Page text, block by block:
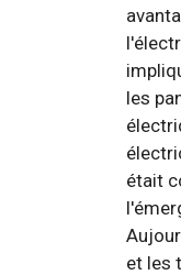
les
était
et les